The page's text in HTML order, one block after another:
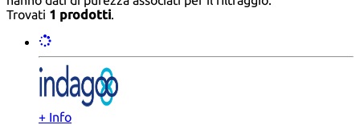
Trovati 1 prodotti.
+ Info